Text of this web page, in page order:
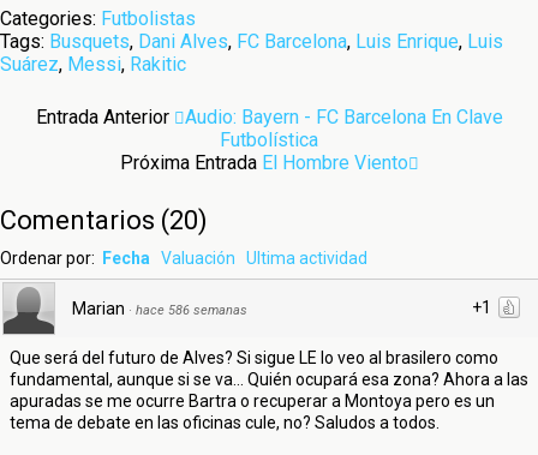
Categories: Futbolistas
Tags: Busquets, Dani Alves, FC Barcelona, Luis Enrique, Luis
Suárez, Messi, Rakitic
Entrada Anterior
Audio: Bayern - FC Barcelona En Clave
Futbolística
Próxima Entrada El Hombre Viento
Comentarios (20)
Ordenar por: Fecha Valuación Ultima actividad
+1
Marian · hace 586 semanas
Que será del futuro de Alves? Si sigue LE lo veo al brasilero como
fundamental, aunque si se va... Quién ocupará esa zona? Ahora a las
apuradas se me ocurre Bartra o recuperar a Montoya pero es un
tema de debate en las oficinas cule, no? Saludos a todos.